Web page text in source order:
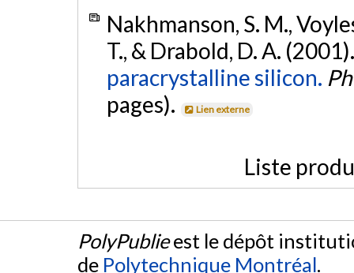
Nakhmanson, S. M.,
T., & Drabold, D. A.
paracrystalline silicon.
pages).
Lien externe
Liste
PolyPublieest le dépôt
de Polytechnique Montréal.